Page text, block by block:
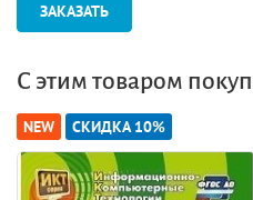
ЗАКАЗАТЬ
С этим товаром
NEW СКИДКА 10%